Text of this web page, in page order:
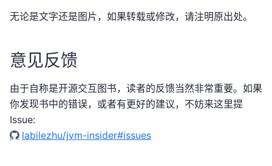
无论是文字还是图片，如果转载或修改，请注明原出处。
意见反馈
由于自称是开源交互图书，读者的反馈当然非常重要。如果
你发现书中的错误，或者有更好的建议，不妨来这里提
Issue:
labilezhu/jvm-insider#issues